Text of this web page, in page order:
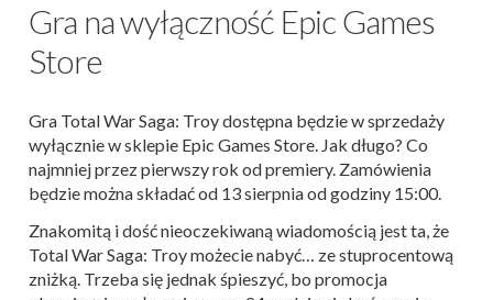
Gra na wyłączność Epic Games
Store
Gra Total War Saga: Troy dostępna będzie w sprzedaży
wyłącznie w sklepie Epic Games Store. Jak długo? Co
najmniej przez pierwszy rok od premiery. Zamówienia
będzie można składać od 13 sierpnia od godziny 15:00.
Znakomitą i dość nieoczekiwaną wiadomością jest ta, że
Total War Saga: Troy możecie nabyć… ze stuprocentową
zniżką. Trzeba się jednak śpieszyć, bo promocja